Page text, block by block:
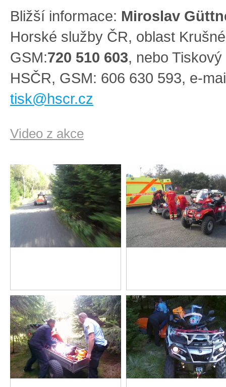
Bližší informace: Miroslav
Horské služby ČR, oblast
GSM:720 510 603, nebo
HSČR, GSM: 606 630 593, e-
tisk@hscr.cz
Video z akce